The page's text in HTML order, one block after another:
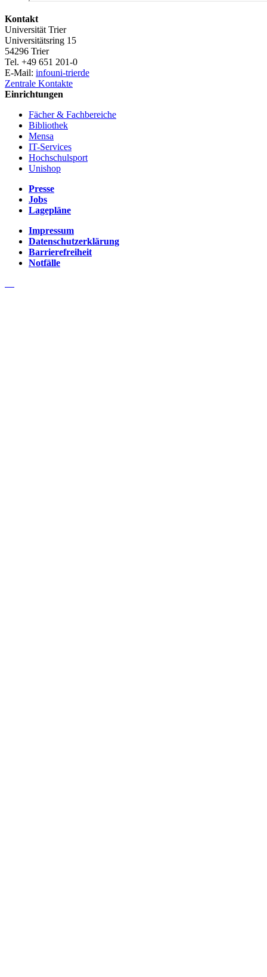
Kontakt
Universität Trier
Universitätsring 15
54296 Trier
Tel. +49 651 201-0
E-Mail: infouni-trierde
Zentrale Kontakte
Einrichtungen
Fächer & Fachbereiche
Bibliothek
Mensa
IT-Services
Hochschulsport
Unishop
Presse
Jobs
Lagepläne
Impressum
Datenschutzerklärung
Barrierefreiheit
Notfälle